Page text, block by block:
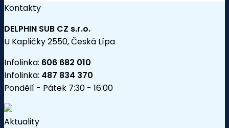
Kontakty
DELPHIN SUB CZ s.r.o.
U Kapličky 2550, Česká Lípa
Infolinka: 606 682 010
Infolinka: 487 834 370
Pondělí - Pátek 7:30 - 16:00
Aktuality